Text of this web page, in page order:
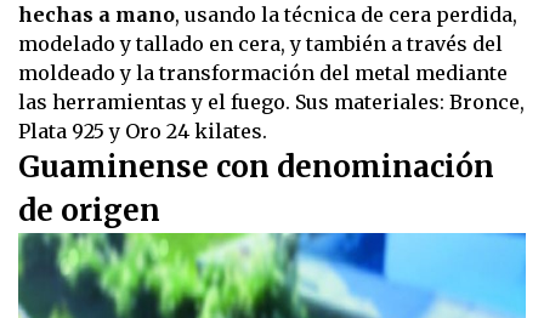
hechas a mano, usando la técnica de cera perdida,
modelado y tallado en cera, y también a través del
moldeado y la transformación del metal mediante
las herramientas y el fuego. Sus materiales: Bronce,
Plata 925 y Oro 24 kilates.
Guaminense con denominación
de origen